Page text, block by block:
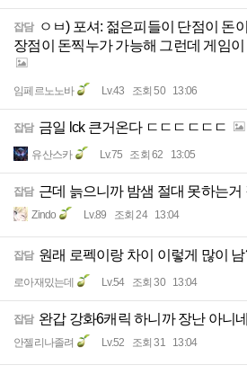
잡담
ㅇㅂ) 포셔: 젊은피들이 단점이 돈
장점이 돈찍누가 가능해 그런데 게임
임페르노노바 Lv.43 조회 50 13:06
잡담 금일 lck 큰거온다 ㄷㄷㄷㄷㄷㄷ
유산스카 Lv.75 조회 62 13:05
잡담 근데 늙으니까 밤샘 절대 못하는거
Zindo Lv.89 조회 24 13:04
잡담 원래 로펙이랑 차이 이렇게 많이
로아재밌는데 Lv.54 조회 30 13:04
잡담 완갑 강화6캐릭 하니까 장난 아니네
안젤리나졸려 Lv.52 조회 31 13:04